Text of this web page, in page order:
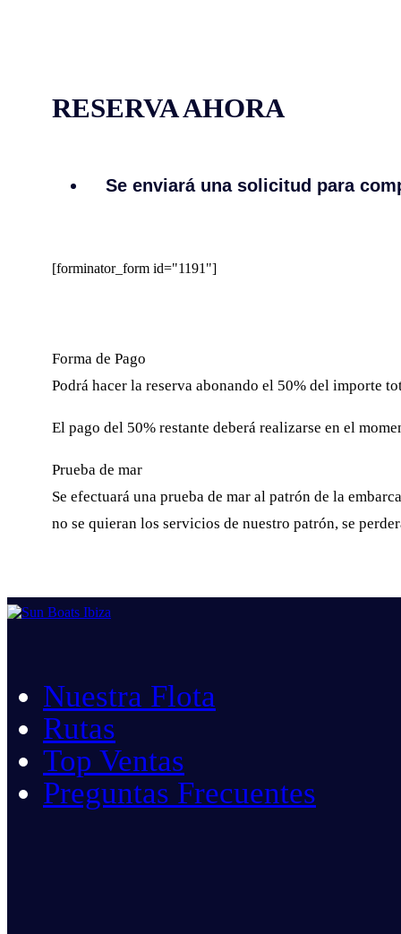
RESERVA AHORA
Se enviará una solicitud para
[forminator_form id="1191"]
Forma de Pago
Podrá hacer la reserva abonando el 50% del importe
El pago del 50% restante deberá realizarse en el
Prueba de mar
Se efectuará una prueba de mar al patrón de la
no se quieran los servicios de nuestro patrón, se
Nuestra Flota
Rutas
Top Ventas
Preguntas Frecuentes